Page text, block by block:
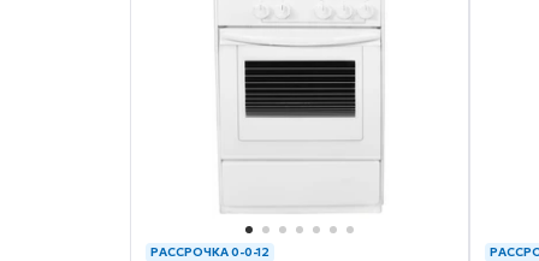
РАССРОЧКА 0-0-12